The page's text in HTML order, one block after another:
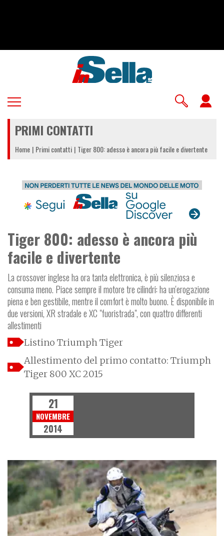
PRIMI CONTATTI
Home Primi contatti Tiger 800: adesso è ancora più facile e divertente
Tiger 800: adesso è ancora più
facile e divertente
La crossover inglese ha ora tanta elettronica, è più silenziosa e
consuma meno. Piace sempre il motore tre cilindri: ha un'erogazione
piena e ben gestibile, mentre il comfort è molto buono. È disponibile in
due versioni, XR stradale e XC "fuoristrada", con quattro differenti
allestimenti
Listino Triumph Tiger
Allestimento del primo contatto: Triumph
Tiger 800 XC 2015
21
NOVEMBRE
2014